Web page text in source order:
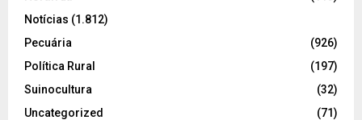
Notícias (1.812)
Pecuária
(926)
Política Rural
(197)
Suinocultura
(32)
Uncategorized
(71)